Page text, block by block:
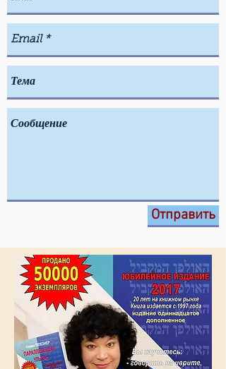
Отправить